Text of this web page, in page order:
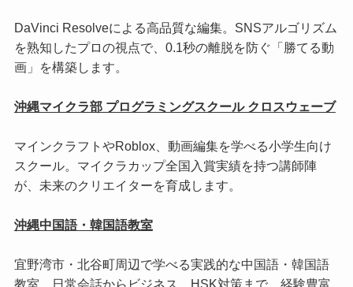
DaVinci Resolveによる高品質な編集。SNSアルゴリズム
を熟知したプロの視点で、0.1秒の離脱を防ぐ「勝てる動
画」を構築します。
沖縄マイクラ部 プログラミングスクール クロスウェーブ
マインクラフトやRoblox、動画編集を学べる小学生向け
スクール。マイクラカップ全国入賞実績を持つ講師陣
が、未来のクリエイターを育成します。
沖縄中国語・韓国語教室
宜野湾市・北谷町周辺で学べる実践的な中国語・韓国語
教室。日常会話からビジネス、HSK対策まで、経験豊富